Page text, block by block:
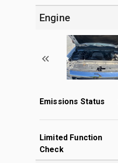
Engine
Emissions Status
Limited Function
Check